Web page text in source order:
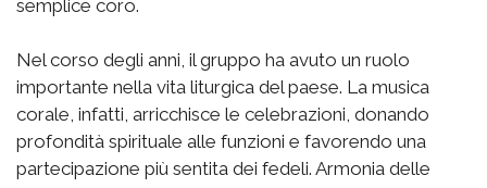
semplice coro.
Nel corso degli anni, il gruppo ha avuto un ruolo
importante nella vita liturgica del paese. La musica
corale, infatti, arricchisce le celebrazioni, donando
profondità spirituale alle funzioni e favorendo una
partecipazione più sentita dei fedeli. Armonia delle